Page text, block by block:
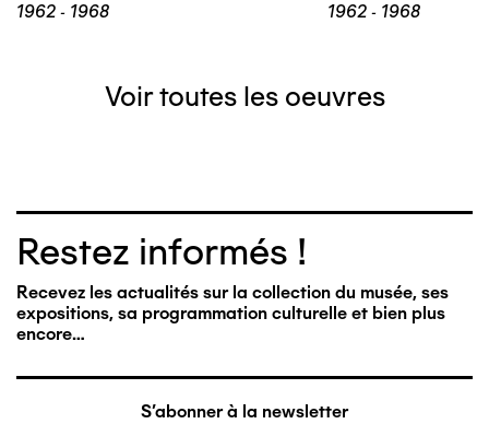
1962 - 1968
1962 - 1968
Voir toutes les oeuvres
Restez informés !
Recevez les actualités sur la collection du musée, ses
expositions, sa programmation culturelle et bien plus
encore…
S'abonner à la newsletter